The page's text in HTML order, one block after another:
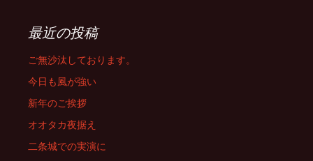
最近の投稿
ご無沙汰しております。
今日も風が強い
新年のご挨拶
オオタカ夜据え
二条城での実演に